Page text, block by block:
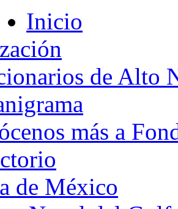
Inicio
de Alto
más a
de México